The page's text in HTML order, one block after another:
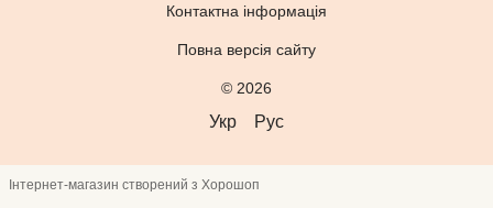
Контактна інформація
Повна версія сайту
© 2026
Укр Рус
Інтернет-магазин створений з Хорошоп